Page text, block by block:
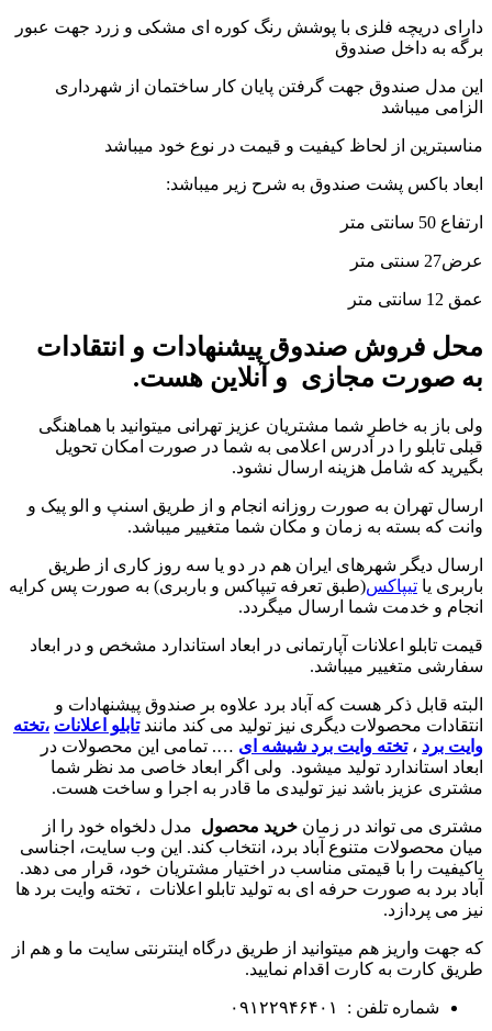
دارای دریچه فلزی با پوشش رنگ کوره ای مشکی و زرد جهت عبور
برگه به داخل صندوق
این مدل صندوق جهت گرفتن پایان کار ساختمان از شهرداری
الزامی میباشد
مناسبترین از لحاظ کیفیت و قیمت در نوع خود میباشد
ابعاد باکس پشت صندوق به شرح زیر میباشد:
ارتفاع 50 سانتی متر
عرض27 سنتی متر
عمق 12 سانتی متر
محل فروش صندوق پیشنهادات و انتقادات
به صورت مجازی و آنلاین هست.
ولی باز به خاطر شما مشتریان عزیز تهرانی میتوانید با هماهنگی
قبلی تابلو را در آدرس اعلامی به شما در صورت امکان تحویل
بگیرید که شامل هزینه ارسال نشود.
ارسال تهران به صورت روزانه انجام و از طریق اسنپ و الو پیک و
وانت که بسته به زمان و مکان شما متغییر میباشد.
ارسال دیگر شهرهای ایران هم در دو یا سه روز کاری از طریق
باربری یا تیپاکس(طبق تعرفه تیپاکس و باربری) به صورت پس کرایه
انجام و خدمت شما ارسال میگردد.
قیمت تابلو اعلانات آپارتمانی در ابعاد استاندارد مشخص و در ابعاد
سفارشی متغییر میباشد.
البته قابل ذکر هست که آباد برد علاوه بر صندوق پیشنهادات و
انتقادات محصولات دیگری نیز تولید می کند مانندتابلو اعلانات ،تخته
وایت برد ،تخته وایت برد شیشه ای …. تمامی این محصولات در
ابعاد استاندارد تولید میشود. ولی اگر ابعاد خاصی مد نظر شما
مشتری عزیز باشد نیز تولیدی ما قادر به اجرا و ساخت هست.
مشتری می تواند در زمان خرید محصول مدل دلخواه خود را از
میان محصولات متنوع آباد برد، انتخاب کند. این وب سایت، اجناسی
باکیفیت را با قیمتی مناسب در اختیار مشتریان خود، قرار می دهد.
آباد برد به صورت حرفه ای به تولید تابلو اعلانات ، تخته وایت برد ها
نیز می پردازد.
که جهت واریز هم میتوانید از طریق درگاه اینترنتی سایت ما و هم از
طریق کارت به کارت اقدام نمایید.
شماره تلفن : ۰۹۱۲۲۹۴۶۴۰۱